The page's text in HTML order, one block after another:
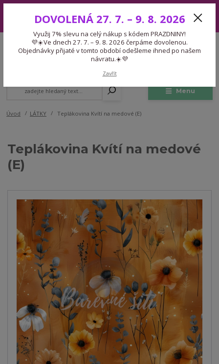
7. – 9. 8. 2026 čerpáme dovolenou. Objednávky přijaté v tomto období
odešleme ihned po našem návratu.☀️💜
Menu
CZK
Expedice 775 866 913
Po-Čt 9-15:30 Pá 9-14:30 Pauza 13-13:45
Úvod LÁTKY Teplákovina Kvítí na medové (E)
Teplákovina Kvítí na medové
(E)
DOVOLENÁ 27. 7. – 9. 8. 2026
Využij 7% slevu na celý nákup s kódem PRAZDNINY!
💜☀️Ve dnech 27. 7. – 9. 8. 2026 čerpáme dovolenou.
Objednávky přijaté v tomto období odešleme ihned po našem
návratu.☀️💜
Zavřít